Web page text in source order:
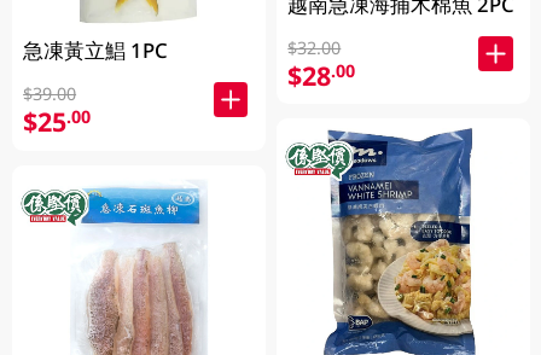
急凍黃立鯧 1PC
$39.00
$25.00
$32.00
$28.00